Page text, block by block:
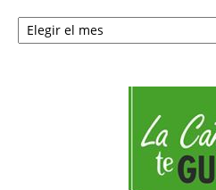
Notícies
per